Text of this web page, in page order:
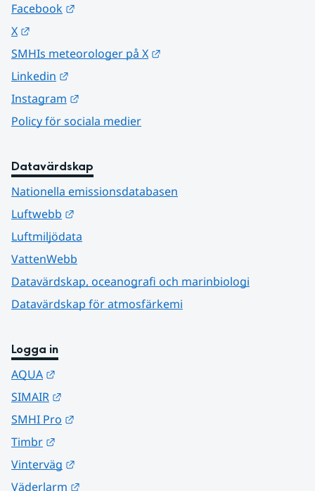
Facebook
X
SMHIs meteorologer på X
Linkedin
Instagram
Policy för sociala medier
Datavärdskap
Nationella emissionsdatabasen
Luftwebb
Luftmiljödata
VattenWebb
Datavärdskap, oceanografi och marinbiologi
Datavärdskap för atmosfärkemi
Logga in
AQUA
SIMAIR
SMHI Pro
Timbr
Vinterväg
Väderlarm